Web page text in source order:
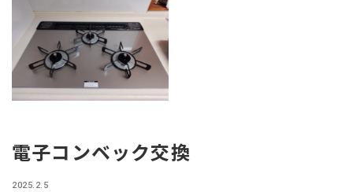
電子コンベック交換
2025.2.5